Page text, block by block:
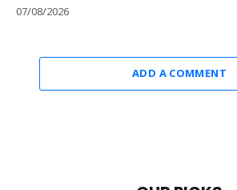
07/08/2026
ADD A COMMENT